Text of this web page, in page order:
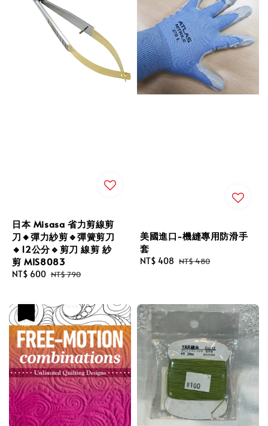
日本 Misasa 省力剪線剪
刀🔸彈力紗剪🔹彈簧剪刀
🔸12公分🔹剪刀 線剪 紗
剪 MIS8083
Sale
NT$ 600 Regular
NT$ 790
美國進口-機縫專用防滑手
套
Sale
NT$ 408 Regular
NT$ 480